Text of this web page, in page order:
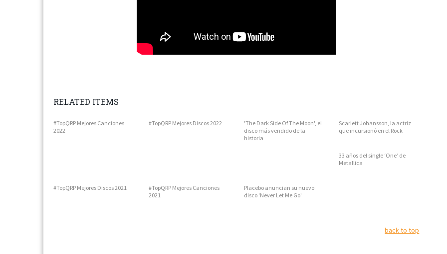
RELATED ITEMS
#TopQRP Mejores Canciones
2022
#TopQRP Mejores Discos 2022
'The Dark Side Of The Moon', el
disco más vendido de la
historia
Scarlett Johansson, la actriz
que incursionó en el Rock
33 años del single ‘One’ de
Metallica
#TopQRP Mejores Discos 2021
#TopQRP Mejores Canciones
2021
Placebo anuncian su nuevo
disco 'Never Let Me Go'
back to top